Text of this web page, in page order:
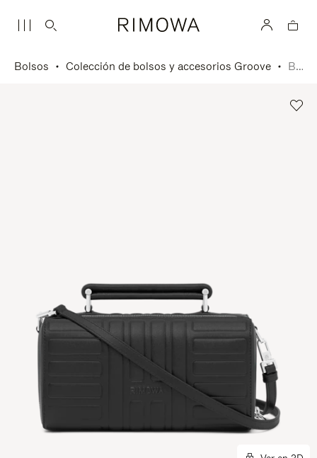
Bolsos Colección de bolsos y accesorios Groove Bolso bandolera pequeño